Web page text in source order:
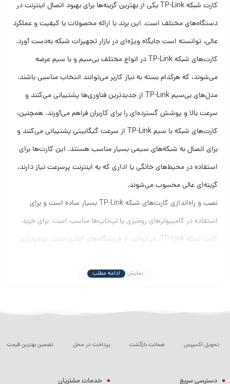
کارت شبکه TP-Link یکی از بهترین گزینه‌ها برای بهبود اتصال اینترنت در
دستگاه‌های مختلف است. این برند با ارائه محصولات با کیفیت و عملکرد
عالی، توانسته است جایگاه ویژه‌ای در بازار تجهیزات شبکه به‌دست آورد.
کارت‌های شبکه TP-Link در انواع مختلف بی‌سیم و با سیم عرضه
می‌شوند، که هرکدام بسته به نیاز کاربر می‌توانند انتخاب مناسبی باشند.
مدل‌های بی‌سیم TP-Link از جدیدترین فناوری‌ها پشتیبانی می‌کنند و
سرعت بالا و پوشش گسترده‌ای را برای کاربران فراهم می‌آورند. همچنین،
کارت‌های شبکه با سیم TP-Link از سرعت گیگابیتی پشتیبانی می‌کنند و
برای اتصال به شبکه‌های سیمی بسیار مناسب هستند. این کارت‌ها برای
استفاده در محیط‌های خانگی یا اداری که به اینترنت پرسرعت نیاز دارند،
گزینه‌ای عالی محسوب می‌شوند.
نصب و راه‌اندازی کارت‌های شبکه TP-Link بسیار ساده است و برای
استفاده در کامپیوترهای رومیزی یا لپ‌تاپ‌ها مناسب است. برای خرید
کارت شبکه TP-Link، می‌توانید از فروشگاه‌های آنلاین معتبر بهره‌برداری
همچنین، کارت‌های شبکه TP-Link با پشتیبانی از استانداردهای مختلف
کاربران فراهم می‌کنند. انتخاب کارت شبکه TP-Link می‌تواند به شما در
نمایش ادامه مطلب
تحویل اکسپرس ضمانت بازگشت پرداخت در محل تضمین بهترین قیمت
دسترسی سریع خدمات مشتریان